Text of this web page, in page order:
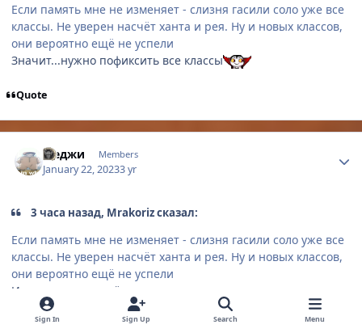
Если память мне не изменяет - слизня гасили соло уже все
классы. Не уверен насчёт ханта и рея. Ну и новых классов,
они вероятно ещё не успели
Значит...нужно пофиксить все классы
Quote
Меджи Members
January 22, 20233 yr
3 часа назад, Mrakoriz сказал:
Если память мне не изменяет - слизня гасили соло уже все
классы. Не уверен насчёт ханта и рея. Ну и новых классов,
они вероятно ещё не успели
Имею ханта, за счёт нового замедляющего скилла, если
бегать, то вполне возможно убить. 400к у меня снести
получилось по крайней мере. Думаю запишу видео, как
Sign In Sign Up Search Menu